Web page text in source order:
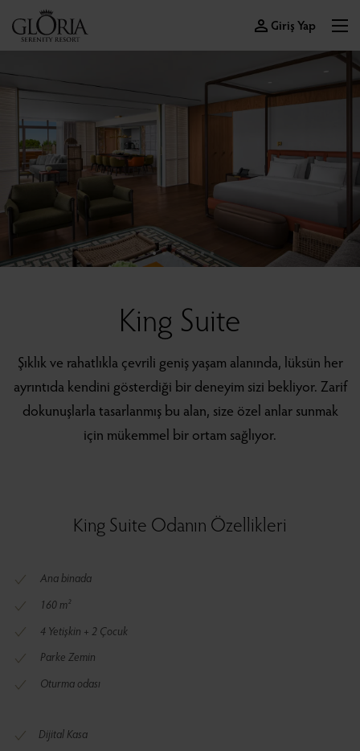
Giriş Yap
King Suite
Şıklık ve rahatlıkla çevrili geniş yaşam alanında, lüksün her
ayrıntıda kendini gösterdiği bir deneyim sizi bekliyor. Zarif
dokunuşlarla tasarlanmış bu alan, size özel anlar sunmak
için mükemmel bir ortam sağlıyor.
King Suite Odanın Özellikleri
Ana binada
160 m²
4 Yetişkin + 2 Çocuk
Parke Zemin
Oturma odası
Dijital Kasa